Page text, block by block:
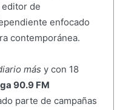
editor de
enfocado
contemporánea.
más y con 18
90.9 FM
parte de campañas